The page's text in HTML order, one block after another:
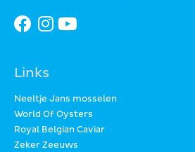
Links
Neeltje Jans mosselen
World Of Oysters
Royal Belgian Caviar
Zeker Zeeuws